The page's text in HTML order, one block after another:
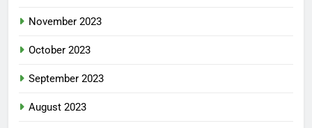
November 2023
October 2023
September 2023
August 2023